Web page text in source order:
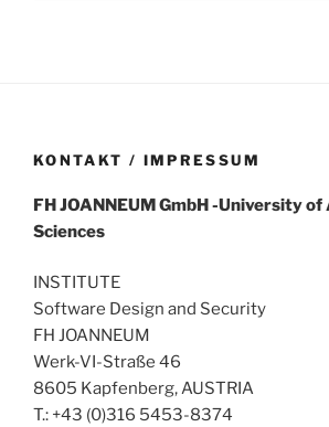
KONTAKT / IMPRESSUM
FHJOANNEUMGmbH-University of
Sciences
INSTITUTE
Software Design and Security
FH JOANNEUM
Werk-VI-Straße 46
8605 Kapfenberg, AUSTRIA
T.: +43 (0)316 5453-8374